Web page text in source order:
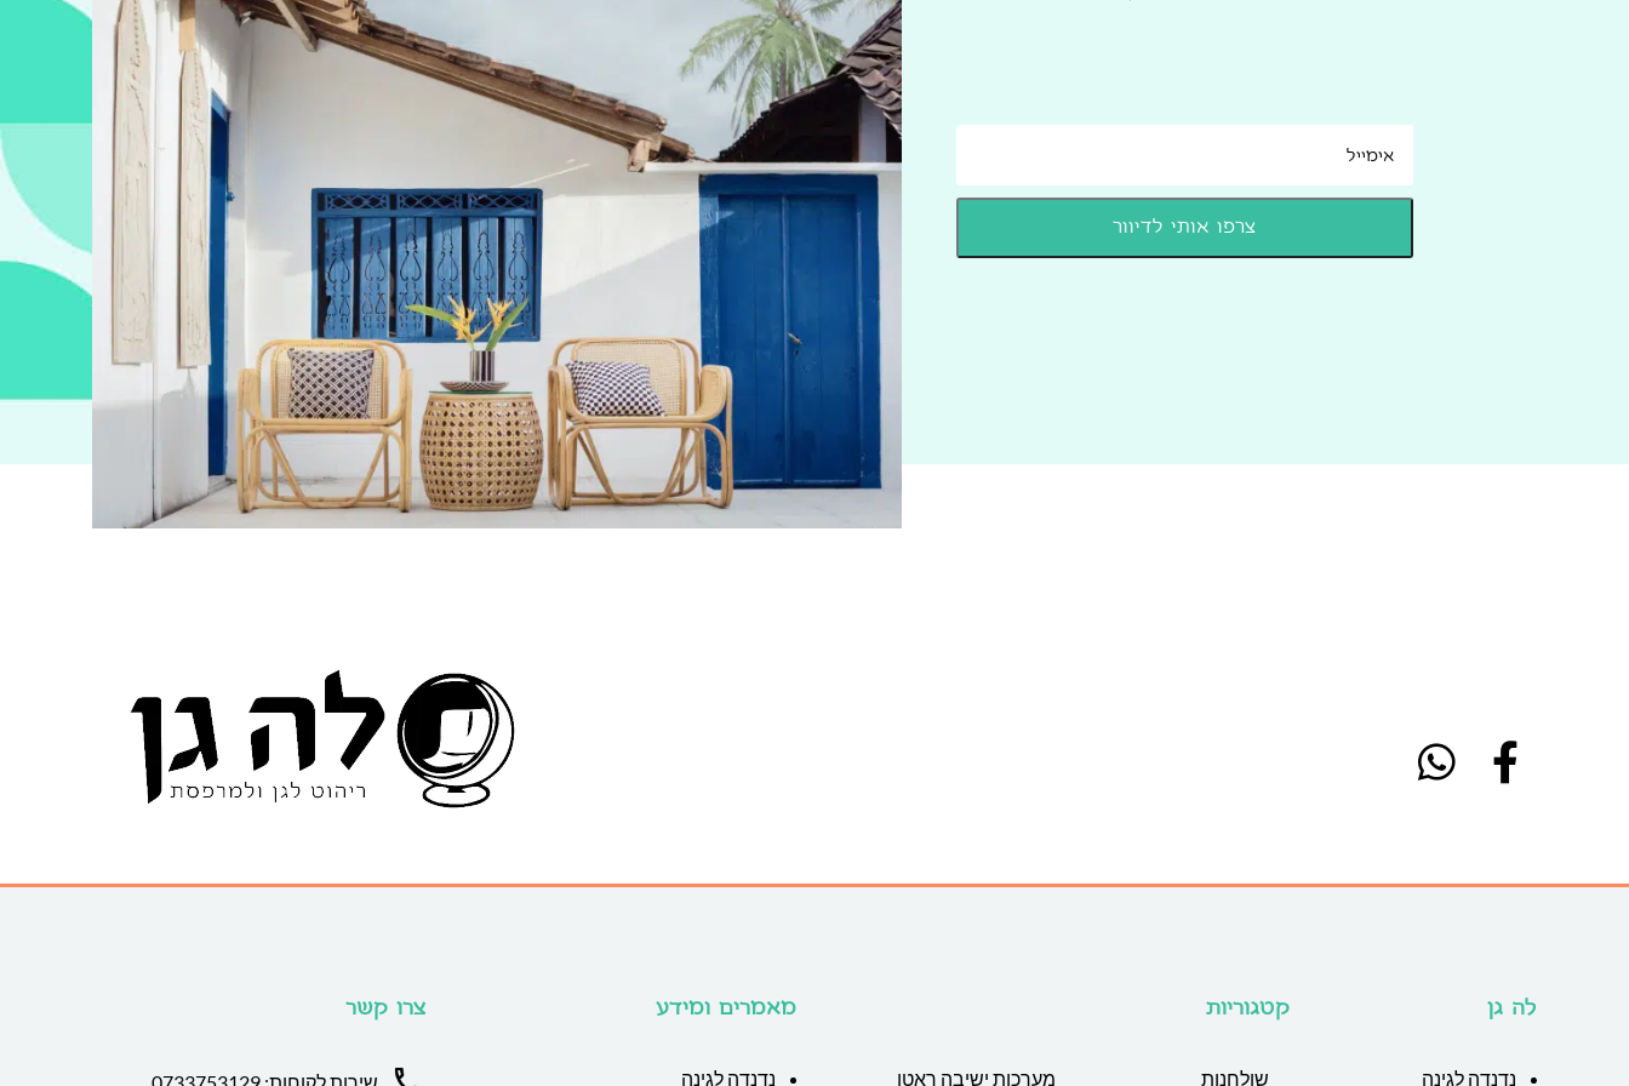
לה גן
נדנדה לגינה
קטגוריות
שולחנות מערכות ישיבה ראטן
מאמרים ומידע
נדנדה לגינה
צרו קשר